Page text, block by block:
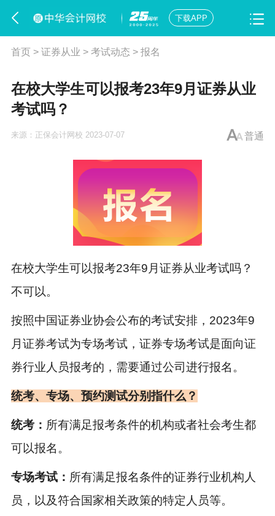
下载APP
首页> 证券从业 > 考试动态 > 报名
在校大学生可以报考23年9月证券从业
考试吗？
普通
来源： 正保会计网校 2023-07-07
在校大学生可以报考23年9月 证券从业考试吗？
不可以。
按照中国证券业协会公布的考试安排，2023年9
月 证券考试为专场考试，证券专场考试是面向证
券行业人员报考的，需要通过公司进行报名。
统考、专场、预约测试分别指什么？
统考： 所有满足报考条件的机构或者社会考生都
可以报名。
专场考试： 所有满足报名条件的证券行业机构人
员，以及符合国家相关政策的特定人员等。